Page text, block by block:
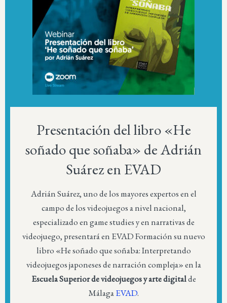
Presentación del libro «He
soñado que soñaba» de Adrián
Suárez en EVAD
Adrián Suárez, uno de los mayores expertos en el
campo de los videojuegos a nivel nacional,
especializado en game studies y en narrativas de
videojuego, presentará en EVAD Formación su nuevo
libro «He soñado que soñaba: Interpretando
videojuegos japoneses de narración compleja» en la
Escuela Superior de videojuegos y arte digitalde
MálagaEVAD.